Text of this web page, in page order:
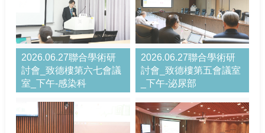
2026.06.27聯合學術研
討會_致德樓第六七會議
室_下午-感染科
2026.06.27聯合學術研
討會_致德樓第五會議室
_下午-泌尿部